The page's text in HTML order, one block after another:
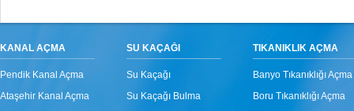
KANAL AÇMA
Pendik Kanal Açma
Ataşehir Kanal Açma
SU KAÇAĞI
Su Kaçağı
Su Kaçağı Bulma
TIKANIKLIK AÇMA
Banyo Tıkanıklığı Açma
Boru Tıkanıklığı Açma